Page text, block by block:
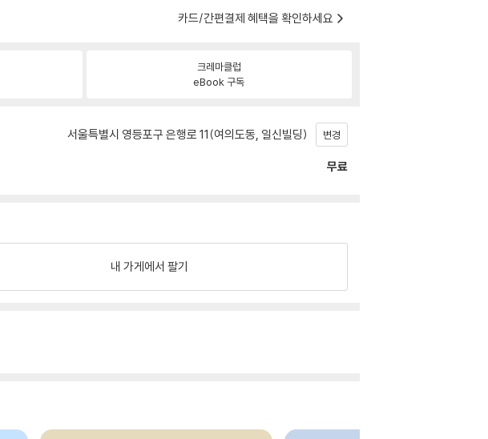
카드/간편결제 혜택을 확인하세요
크레마클럽
eBook 구독
서울특별시 영등포구 은행로 11(여의도동, 일신빌딩) 변경
무료
내 가게에서 팔기